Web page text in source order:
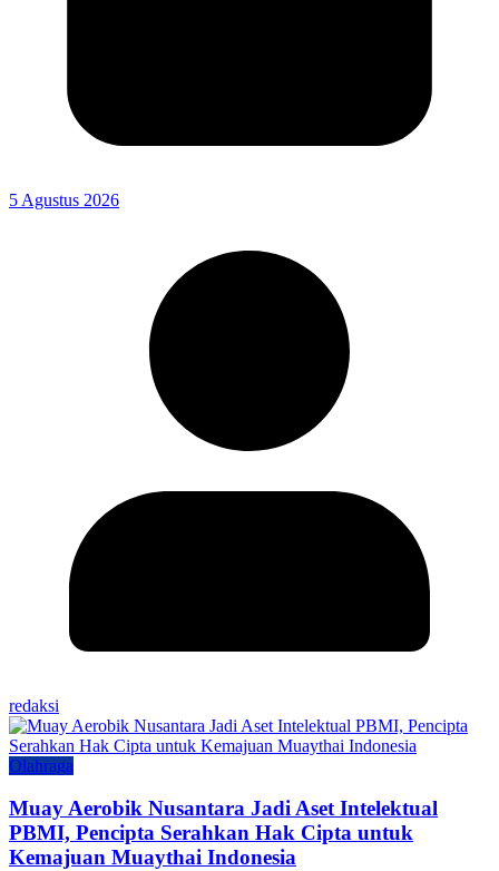
5 Agustus 2026
redaksi
Olahraga
Muay Aerobik Nusantara Jadi Aset Intelektual
PBMI, Pencipta Serahkan Hak Cipta untuk
Kemajuan Muaythai Indonesia